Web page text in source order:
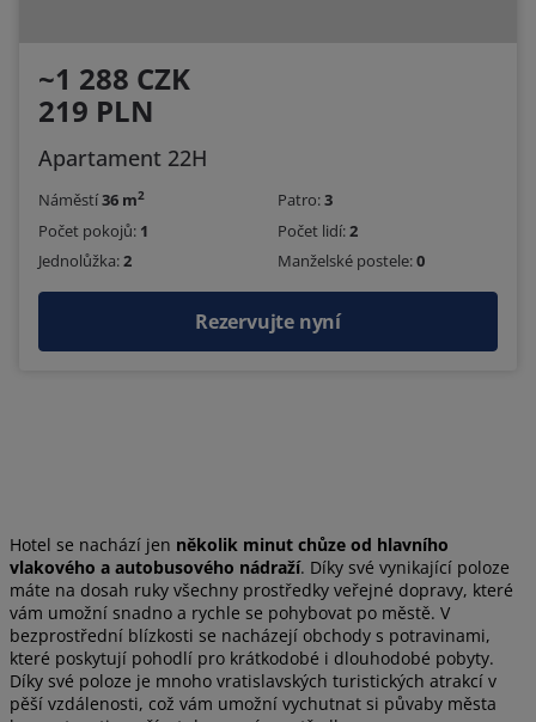
~1 288 CZK
219 PLN
Apartament 22H
Náměstí36 m2 Patro:3
Počet pokojů: 1 Počet lidí:2
Jednolůžka:2 Manželské postele:0
Rezervujte nyní
Hotel se nachází jen několik minut chůze od hlavního
vlakového a autobusového nádraží. Díky své vynikající poloze
máte na dosah ruky všechny prostředky veřejné dopravy, které
vám umožní snadno a rychle se pohybovat po městě. V
bezprostřední blízkosti se nacházejí obchody s potravinami,
které poskytují pohodlí pro krátkodobé i dlouhodobé pobyty.
Díky své poloze je mnoho vratislavských turistických atrakcí v
pěší vzdálenosti, což vám umožní vychutnat si půvaby města